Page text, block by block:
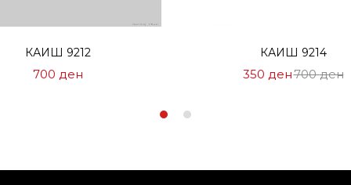
КАИШ 9212
700 ден
КАИШ 9214
350 денЦена
700ден